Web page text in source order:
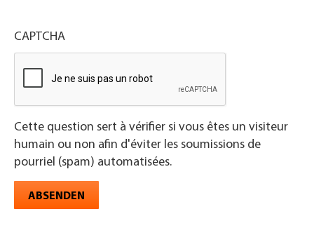
CAPTCHA
Cette question sert à vérifier si vous êtes un visiteur
humain ou non afin d'éviter les soumissions de
pourriel (spam) automatisées.
ABSENDEN